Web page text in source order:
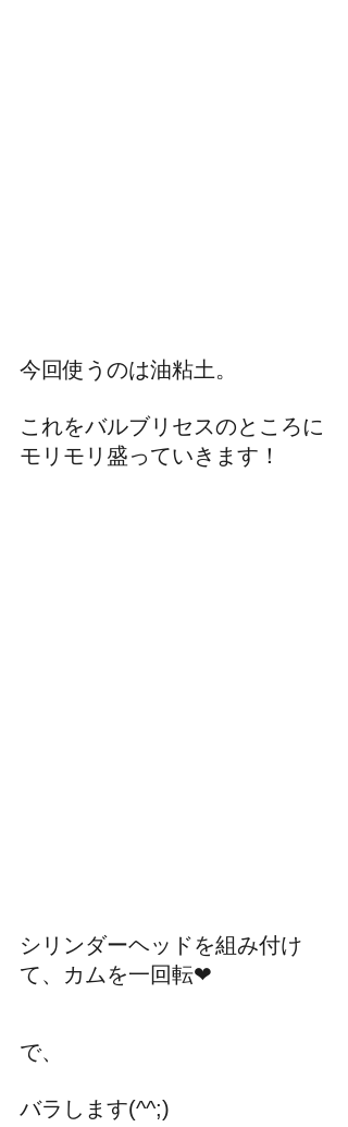
今回使うのは油粘土。
これをバルブリセスのところに
モリモリ盛っていきます！
シリンダーヘッドを組み付け
て、カムを一回転❤
で、
バラします(^^;)